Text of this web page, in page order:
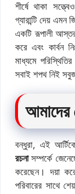
শীর্ষে থাকা
গ্যারান্টি দেয়
একটি রূপালী
করে এবং কার্বন
মাধ্যমে
সবাই শপথ নিই সবুজ
আমাদের
বন্ধুরা, এই
রচনা সম্পর্কে
করেছেন। দয়া
পরিবারের সাথে